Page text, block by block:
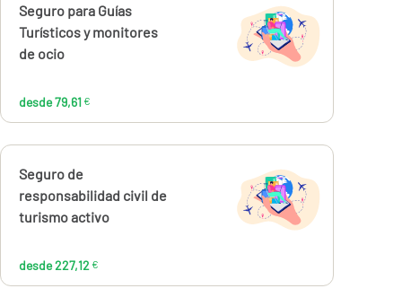
Calcúlalo ahora
Seguro para Guías
Turísticos y monitores
de ocio
desde 79,61 €
79,61€
Calcúlalo ahora
Seguro de
responsabilidad civil de
turismo activo
desde 227,12 €
227,12€